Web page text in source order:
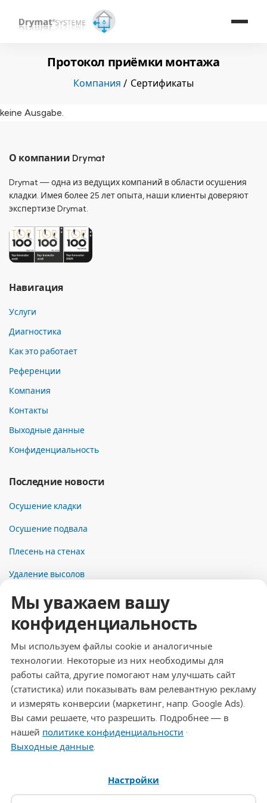
Протокол приёмки монтажа
Компания Сертификаты
keine Ausgabe.
О компании Drymat
Drymat — одна из ведущих компаний в области осушения
кладки. Имея более 25 лет опыта, наши клиенты доверяют
экспертизе Drymat.
Навигация
Услуги
Диагностика
Как это работает
Референции
Компания
Контакты
Выходные данные
Конфиденциальность
Последние новости
Осушение кладки
Осушение подвала
Плесень на стенах
Удаление высолов
Контакты
Адрес
Dresdner Straße 24, 09577 Niederwiesa
Телефон
+49 (0)3726 - 720 560
Эл. почта
info@drymat.de
Часы работы
Пн-Пт: 08:00 - 15:00
Мы уважаем вашу
конфиденциальность
Мы используем файлы cookie и аналогичные
технологии. Некоторые из них необходимы для
работы сайта, другие помогают нам улучшать сайт
(статистика) или показывать вам релевантную рекламу
и измерять конверсии (маркетинг, напр. Google Ads).
Вы сами решаете, что разрешить. Подробнее — в
нашей политике конфиденциальности ·
Выходные данные.
Настройки